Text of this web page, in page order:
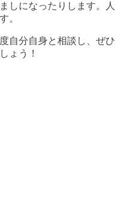
しになったりします。人
。
自分自身と相談し、ぜひ
ょう！